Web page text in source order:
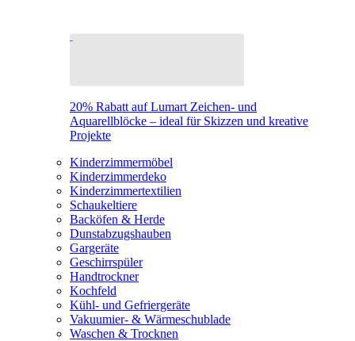
20% Rabatt auf Lumart Zeichen- und
Aquarellblöcke – ideal für Skizzen und kreative
Projekte
Kinderzimmermöbel
Kinderzimmerdeko
Kinderzimmertextilien
Schaukeltiere
Backöfen & Herde
Dunstabzugshauben
Gargeräte
Geschirrspüler
Handtrockner
Kochfeld
Kühl- und Gefriergeräte
Vakuumier- & Wärmeschublade
Waschen & Trocknen